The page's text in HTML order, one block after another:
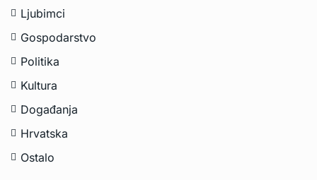
Ljubimci
Gospodarstvo
Politika
Kultura
Događanja
Hrvatska
Ostalo